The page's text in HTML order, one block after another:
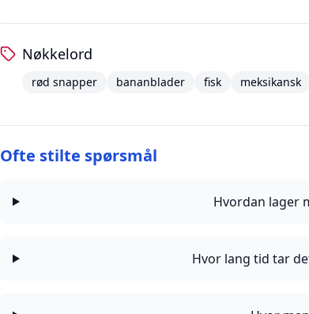
Nøkkelord
rød snapper bananblader fisk meksikansk
Ofte stilte spørsmål
Hvordan lager
Hvor lang tid tar